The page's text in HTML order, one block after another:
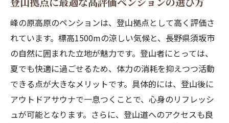
峰の原高原のペンションは、登山拠点として高く評価さ
れています。標高1500mの涼しい気候と、長野県須坂市
の自然に囲まれた立地が魅力です。登山者にとっては、
夏でも快適に過ごせるため、体力の消耗を抑えつつ活動
できる点が大きなメリットです。具体的には、登山後に
アウトドアサウナで一息つくことで、心身のリフレッシ
ュが可能となります。さらに、登山道へのアクセスも良